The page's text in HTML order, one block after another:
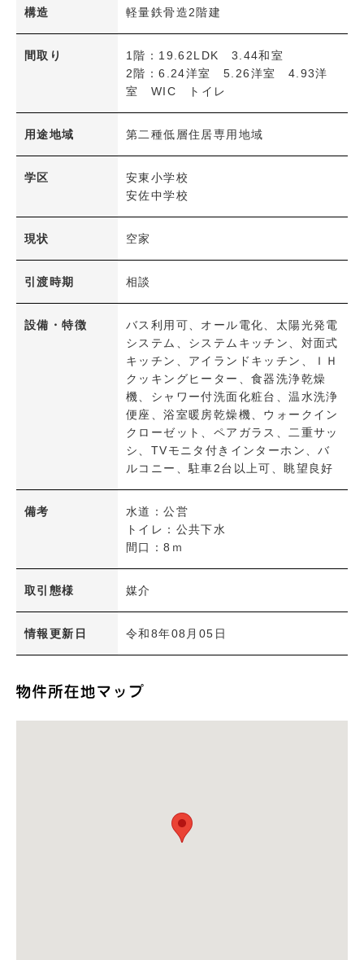
構造 軽量鉄骨造2階建
間取り
1階：19.62LDK 3.44和室
2階：6.24洋室 5.26洋室 4.93洋
室 WIC トイレ
用途地域 第二種低層住居専用地域
学区
安東小学校
安佐中学校
現状 空家
引渡時期 相談
設備・特徴
バス利用可、オール電化、太陽光発電
システム、システムキッチン、対面式
キッチン、アイランドキッチン、ＩＨ
クッキングヒーター、食器洗浄乾燥
機、シャワー付洗面化粧台、温水洗浄
便座、浴室暖房乾燥機、ウォークイン
クローゼット、ペアガラス、二重サッ
シ、TVモニタ付きインターホン、バ
ルコニー、駐車2台以上可、眺望良好
備考
水道：公営
トイレ：公共下水
間口：8ｍ
取引態様 媒介
情報更新日 令和8年08月05日